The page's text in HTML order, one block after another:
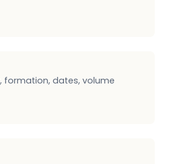
formation, dates, volume